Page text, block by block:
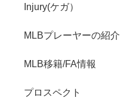
Injury(ケガ）
MLBプレーヤーの紹介
MLB移籍/FA情報
プロスペクト